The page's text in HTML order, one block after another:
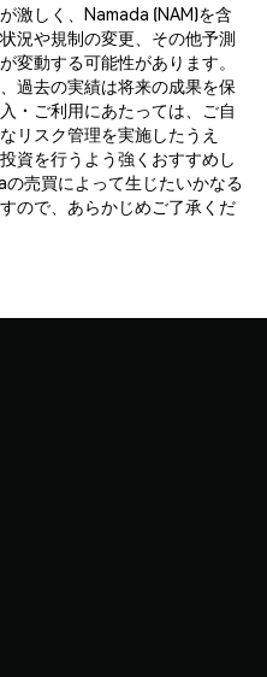
激しく、Namada (NAM)を含
況や規制の変更、その他予測
変動する可能性があります。
過去の実績は将来の成果を保
・ご利用にあたっては、ご自
リスク管理を実施したうえ
資を行うよう強くおすすめし
売買によって生じたいかなる
ので、あらかじめご了承くだ